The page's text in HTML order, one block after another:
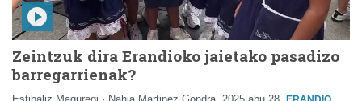
Zeintzuk dira Erandioko jaietako pasadizo
barregarrienak?